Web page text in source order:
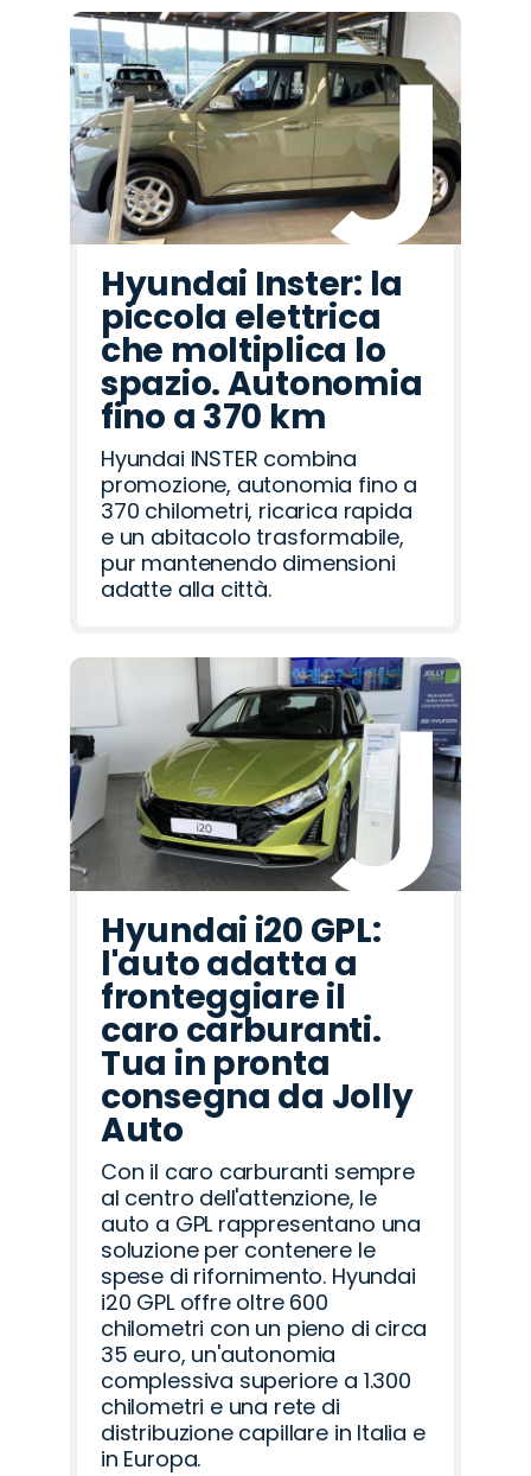
Hyundai Inster: la
piccola elettrica
che moltiplica lo
spazio. Autonomia
fino a 370 km
Hyundai INSTER combina
promozione, autonomia fino a
370 chilometri, ricarica rapida
e un abitacolo trasformabile,
pur mantenendo dimensioni
adatte alla città.
Hyundai i20 GPL:
l'auto adatta a
fronteggiare il
caro carburanti.
Tua in pronta
consegna da Jolly
Auto
Con il caro carburanti sempre
al centro dell'attenzione, le
auto a GPL rappresentano una
soluzione per contenere le
spese di rifornimento. Hyundai
i20 GPL offre oltre 600
chilometri con un pieno di circa
35 euro, un'autonomia
complessiva superiore a 1.300
chilometri e una rete di
distribuzione capillare in Italia e
in Europa.